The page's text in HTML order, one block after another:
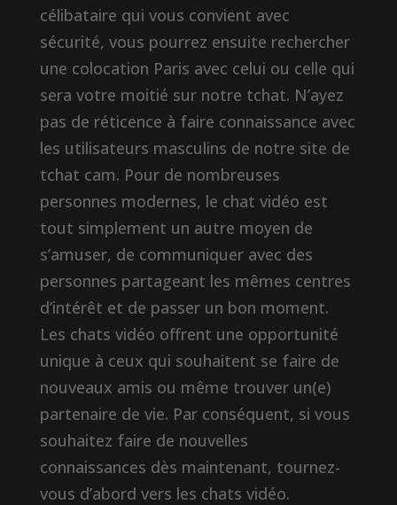
célibataire qui vous convient avec
sécurité, vous pourrez ensuite rechercher
une colocation Paris avec celui ou celle qui
sera votre moitié sur notre tchat. N’ayez
pas de réticence à faire connaissance avec
les utilisateurs masculins de notre site de
tchat cam. Pour de nombreuses
personnes modernes, le chat vidéo est
tout simplement un autre moyen de
s’amuser, de communiquer avec des
personnes partageant les mêmes centres
d’intérêt et de passer un bon moment.
Les chats vidéo offrent une opportunité
unique à ceux qui souhaitent se faire de
nouveaux amis ou même trouver un(e)
partenaire de vie. Par conséquent, si vous
souhaitez faire de nouvelles
connaissances dès maintenant, tournez-
vous d’abord vers les chats vidéo.